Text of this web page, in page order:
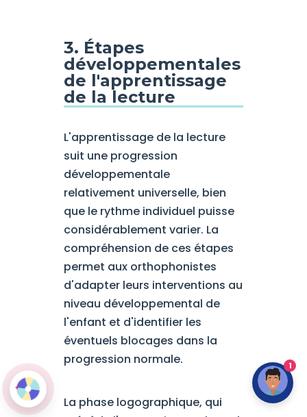
3. Étapes
développementales
de l'apprentissage
de la lecture
L'apprentissage de la lecture
suit une progression
développementale
relativement universelle, bien
que le rythme individuel puisse
considérablement varier. La
compréhension de ces étapes
permet aux orthophonistes
d'adapter leurs interventions au
niveau développemental de
l'enfant et d'identifier les
éventuels blocages dans la
progression normale.
La phase logographique, qui
1